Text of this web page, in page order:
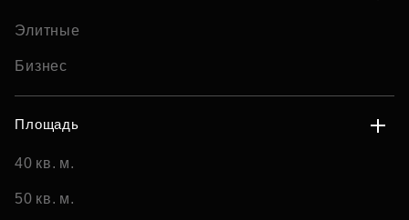
Элитные
Бизнес
Площадь
40 кв. м.
50 кв. м.